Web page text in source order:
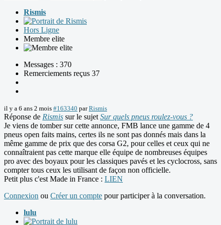
Rismis
Hors Ligne
Membre elite
Messages : 370
Remerciements reçus 37
il y a 6 ans 2 mois #163340 parRismis
Réponse de Rismis sur le sujet Sur quels pneus roulez-vous ?
Je viens de tomber sur cette annonce, FMB lance une gamme de 4
pneus open faits mains, certes ils ne sont pas donnés mais dans la
même gamme de prix que des corsa G2, pour celles et ceux qui ne
connaîtraient pas cette marque elle équipe de nombreuses équipes
pro avec des boyaux pour les classiques pavés et les cyclocross, sans
compter tous ceux les utilisant de façon non officielle.
Petit plus c'est Made in France : LIEN
Connexion ou Créer un compte pour participer à la conversation.
lulu